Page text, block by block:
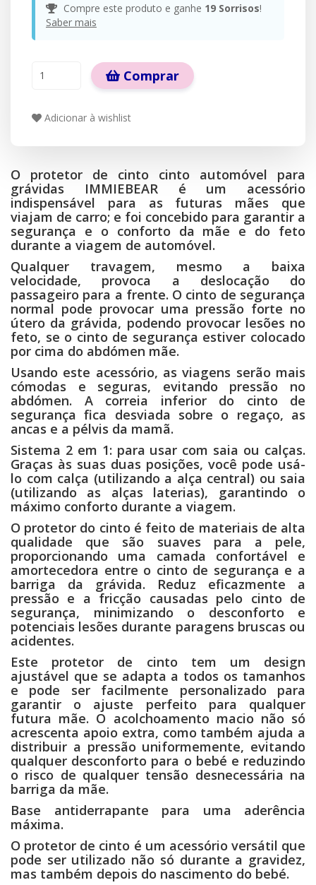
Compre este produto e ganhe 19 Sorrisos!
Saber mais
Comprar
Adicionar à wishlist
O protetor de cinto cinto automóvel para
grávidas IMMIEBEAR é um acessório
indispensável para as futuras mães que
viajam de carro; e foi concebido para garantir a
segurança e o conforto da mãe e do feto
durante a viagem de automóvel.
Qualquer travagem, mesmo a baixa
velocidade, provoca a deslocação do
passageiro para a frente. O cinto de segurança
normal pode provocar uma pressão forte no
útero da grávida, podendo provocar lesões no
feto, se o cinto de segurança estiver colocado
por cima do abdómen mãe.
Usando este acessório, as viagens serão mais
cómodas e seguras, evitando pressão no
abdómen. A correia inferior do cinto de
segurança fica desviada sobre o regaço, as
ancas e a pélvis da mamã.
Sistema 2 em 1: para usar com saia ou calças.
Graças às suas duas posições, você pode usá-
lo com calça (utilizando a alça central) ou saia
(utilizando as alças laterias), garantindo o
máximo conforto durante a viagem.
O protetor do cinto é feito de materiais de alta
qualidade que são suaves para a pele,
proporcionando uma camada confortável e
amortecedora entre o cinto de segurança e a
barriga da grávida. Reduz eficazmente a
pressão e a fricção causadas pelo cinto de
segurança, minimizando o desconforto e
potenciais lesões durante paragens bruscas ou
acidentes.
Este protetor de cinto tem um design
ajustável que se adapta a todos os tamanhos
e pode ser facilmente personalizado para
garantir o ajuste perfeito para qualquer
futura mãe. O acolchoamento macio não só
acrescenta apoio extra, como também ajuda a
distribuir a pressão uniformemente, evitando
qualquer desconforto para o bebé e reduzindo
o risco de qualquer tensão desnecessária na
barriga da mãe.
Base antiderrapante para uma aderência
máxima.
O protetor de cinto é um acessório versátil que
pode ser utilizado não só durante a gravidez,
mas também depois do nascimento do bebé.